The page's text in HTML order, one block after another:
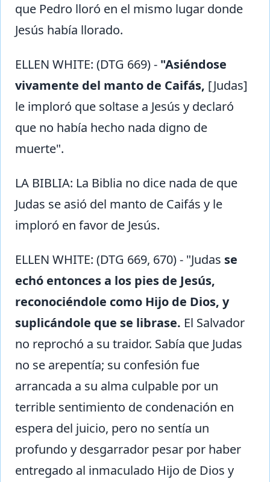
que Pedro lloró en el mismo lugar donde
Jesús había llorado.
ELLEN WHITE: (DTG 669) - "Asiéndose
vivamente del manto de Caifás, [Judas]
le imploró que soltase a Jesús y declaró
que no había hecho nada digno de
muerte".
LA BIBLIA: La Biblia no dice nada de que
Judas se asió del manto de Caifás y le
imploró en favor de Jesús.
ELLEN WHITE: (DTG 669, 670) - "Judas se
echó entonces a los pies de Jesús,
reconociéndole como Hijo de Dios, y
suplicándole que se librase. El Salvador
no reprochó a su traidor. Sabía que Judas
no se arepentía; su confesión fue
arrancada a su alma culpable por un
terrible sentimiento de condenación en
espera del juicio, pero no sentía un
profundo y desgarrador pesar por haber
entregado al inmaculado Hijo de Dios y